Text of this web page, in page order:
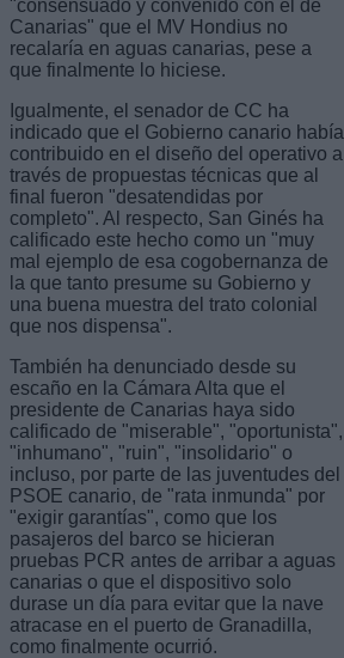
"consensuado y convenido con el de
Canarias" que el MV Hondius no
recalaría en aguas canarias, pese a
que finalmente lo hiciese.
Igualmente, el senador de CC ha
indicado que el Gobierno canario había
contribuido en el diseño del operativo a
través de propuestas técnicas que al
final fueron "desatendidas por
completo". Al respecto, San Ginés ha
calificado este hecho como un "muy
mal ejemplo de esa cogobernanza de
la que tanto presume su Gobierno y
una buena muestra del trato colonial
que nos dispensa".
También ha denunciado desde su
escaño en la Cámara Alta que el
presidente de Canarias haya sido
calificado de "miserable", "oportunista",
"inhumano", "ruin", "insolidario" o
incluso, por parte de las juventudes del
PSOE canario, de "rata inmunda" por
"exigir garantías", como que los
pasajeros del barco se hicieran
pruebas PCR antes de arribar a aguas
canarias o que el dispositivo solo
durase un día para evitar que la nave
atracase en el puerto de Granadilla,
como finalmente ocurrió.